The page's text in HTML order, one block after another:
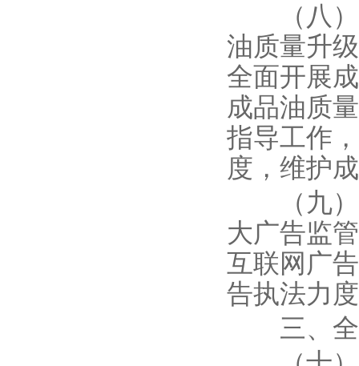
（八）
油质量升
全面开展
成品油质
指导工作
度，维护
（九）
大广告监
互联网广
告执法力
三、全